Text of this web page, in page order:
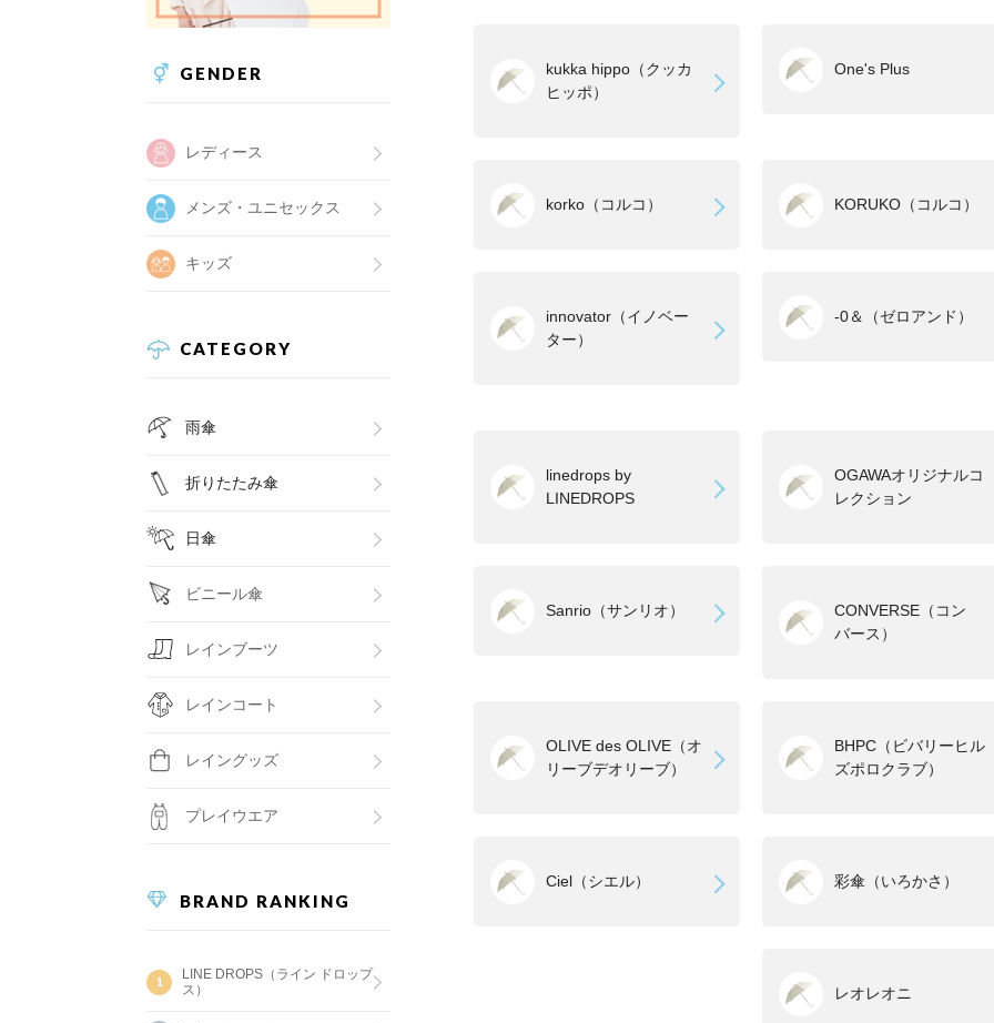
GENDER
レディース
メンズ・ユニセックス
キッズ
CATEGORY
雨傘
折りたたみ傘
日傘
ビニール傘
レインブーツ
レインコート
レイングッズ
プレイウエア
BRAND RANKING
LINE DROPS（ライン ドロップ
ス）
kukka hippo（クッカ
ヒッポ）
One's Plus
korko（コルコ） KORUKO（コルコ）
innovator（イノベー
ター）
-0＆（ゼロアンド）
linedrops by
LINEDROPS
OGAWAオリジナルコ
レクション
Sanrio（サンリオ）
CONVERSE（コン
バース）
OLIVE des OLIVE（オ
リーブデオリーブ）
BHPC（ビバリーヒル
ズポロクラブ）
Ciel（シエル） 彩傘（いろかさ）
レオレオニ